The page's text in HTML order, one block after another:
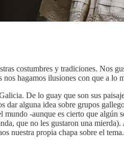
costumbres y tradiciones. Nos
hagamos ilusiones con que a
De lo guay que son sus
alguna idea sobre grupos
-aunque es cierto que algún
que no les gustaron una
nuestra propia chapa sobre el tema.